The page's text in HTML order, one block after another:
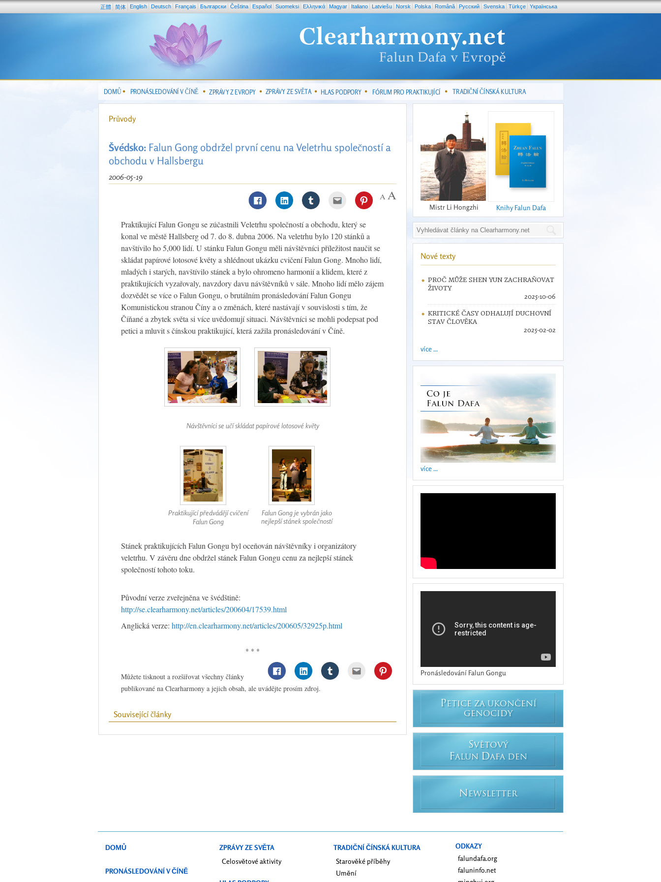
正體 简体 English Deutsch Français Български Čeština Español Suomeksi Ελληνικά Magyar Italiano Latviešu Norsk Polska Română Pусский Svenska Türkçe Yкраїнська
DOMŮ PRONÁSLEDOVÁNÍ V ČÍNĚ ZPRÁVY Z EVROPY ZPRÁVY ZE SVĚTA HLAS PODPORY FÓRUM PRO PRAKTIKUJÍCÍ TRADIČNÍ ČÍNSKÁ KULTURA
Průvody
Švédsko: Falun Gong obdržel první cenu na Veletrhu společností a
obchodu v Hallsbergu
2006-05-19
Praktikující Falun Gongu se zúčastnili Veletrhu společností a obchodu, který se
konal ve městě Hallsberg od 7. do 8. dubna 2006. Na veletrhu bylo 120 stánků a
navštívilo ho 5,000 lidí. U stánku Falun Gongu měli návštěvníci příležitost naučit se
skládat papírové lotosové květy a shlédnout ukázku cvičení Falun Gong. Mnoho lidí,
mladých i starých, navštívilo stánek a bylo ohromeno harmonií a klidem, které z
praktikujících vyzařovaly, navzdory davu návštěvníků v sále. Mnoho lidí mělo zájem
dozvědět se více o Falun Gongu, o brutálním pronásledování Falun Gongu
Komunistickou stranou Číny a o změnách, které nastávají v souvislosti s tím, že
Číňané a zbytek světa si více uvědomují situaci. Návštěvníci se mohli podepsat pod
petici a mluvit s čínskou praktikující, která zažila pronásledování v Číně.
Návštěvníci se učí skládat papírové lotosové květy
Praktikující předvádějí cvičení
Falun Gong
Falun Gong je vybrán jako
nejlepší stánek společností
Stánek praktikujících Falun Gongu byl oceňován návštěvníky i organizátory
veletrhu. V závěru dne obdržel stánek Falun Gongu cenu za nejlepší stánek
společností tohoto toku.
Původní verze zveřejněna ve švédštině:
http://se.clearharmony.net/articles/200604/17539.html
Anglická verze: http://en.clearharmony.net/articles/200605/32925p.html
* * *
Můžete tisknout a rozšiřovat všechny články
publikované na Clearharmony a jejich obsah, ale uvádějte prosím zdroj.
Související články
Mistr Li Hongzhi Knihy Falun Dafa
Nové texty
PROČ MŮŽE SHEN YUN ZACHRAŇOVAT
ŽIVOTY
2025-10-06
KRITICKÉ ČASY ODHALUJÍ DUCHOVNÍ
STAV ČLOVĚKA
2025-02-02
více ...
více ...
Pronásledování Falun Gongu
PETICE ZA UKONČENÍ
GENOCIDY
SVĚTOVÝ
FALUN DAFA DEN
N EWSLETTER
DOMŮ
PRONÁSLEDOVÁNÍ V ČÍNĚ
ZPRÁVY ZE SVĚTA
Celosvětové aktivity
TRADIČNÍ ČÍNSKÁ KULTURA
Starověké příběhy
Umění
ODKAZY
falundafa.org
faluninfo.net